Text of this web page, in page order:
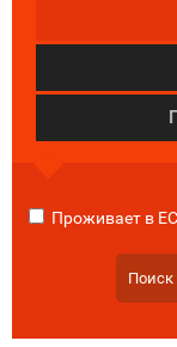
Проживает в ЕС